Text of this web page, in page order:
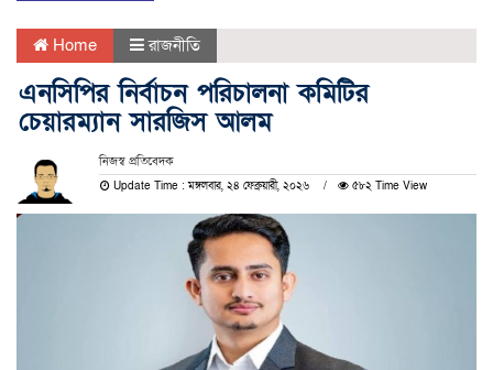
Home রাজনীতি
এনসিপির নির্বাচন পরিচালনা কমিটির
চেয়ারম্যান সারজিস আলম
নিজস্ব প্রতিবেদক
Update Time : মঙ্গলবার, ২৪ ফেব্রুয়ারী, ২০২৬ ৫৮২ Time View